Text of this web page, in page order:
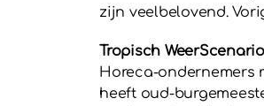
zijn veelbelovend.
Tropisch WeerScenario
Horeca-ondernemers
heeft oud-